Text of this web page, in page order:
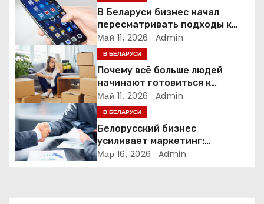
п
з
а
п
и
с
В Беларуси бизнес начал
пересматривать подходы к
маркетингу и digital-рекламе
Май 11, 2026 Admin
В БЕЛАРУСИ
Почему всё больше людей
начинают готовиться к
переезду заранее
Май 11, 2026 Admin
В БЕЛАРУСИ
Белорусский бизнес
усиливает маркетинг:
компании меняют стратегии
Мар 16, 2026 Admin